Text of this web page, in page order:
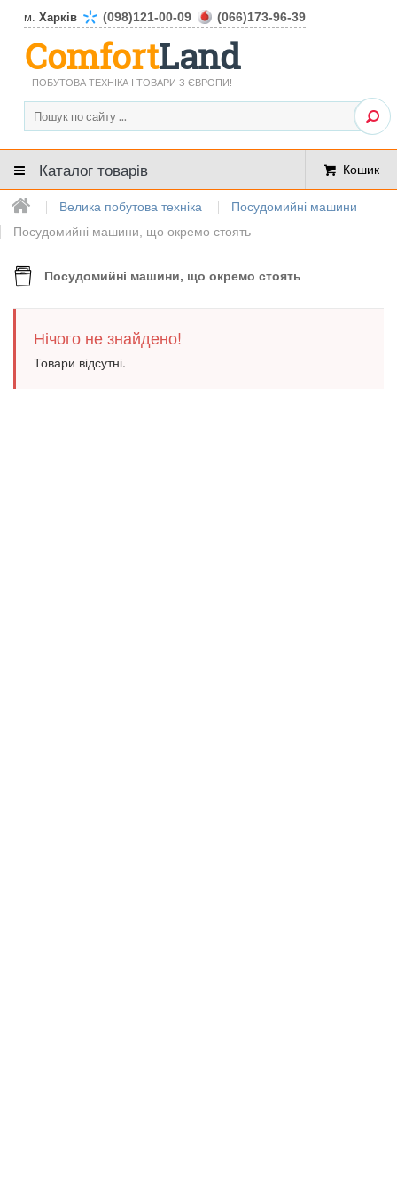
м. Харків (098)121-00-09 (066)173-96-39
ComfortLand
ПОБУТОВА ТЕХНІКА І ТОВАРИ З ЄВРОПИ!
Каталог товарів Кошик
Велика побутова техніка
Посудомийні машини
Посудомийні машини, що окремо стоять
Посудомийні машини, що окремо стоять
Нічого не знайдено!
Товари відсутні.